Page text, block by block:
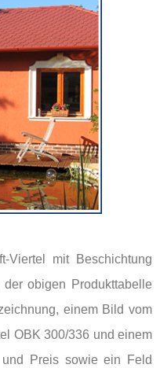
Viertel mit Beschichtung
obigen Produkttabelle
einem Bild vom
OBK 300/336 und einem
und Preis sowie ein Feld